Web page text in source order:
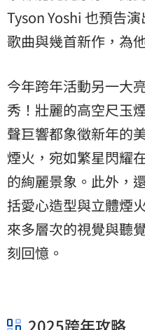
Tyson Yoshi 也預告
歌曲與幾首新作，為
今年跨年活動另一大
秀！壯麗的高空尺玉
聲巨響都象徵新年的
煙火，宛如繁星閃耀
的絢麗景象。此外，
括愛心造型與立體煙
來多層次的視覺與聽
刻回憶。
2025跨年攻略